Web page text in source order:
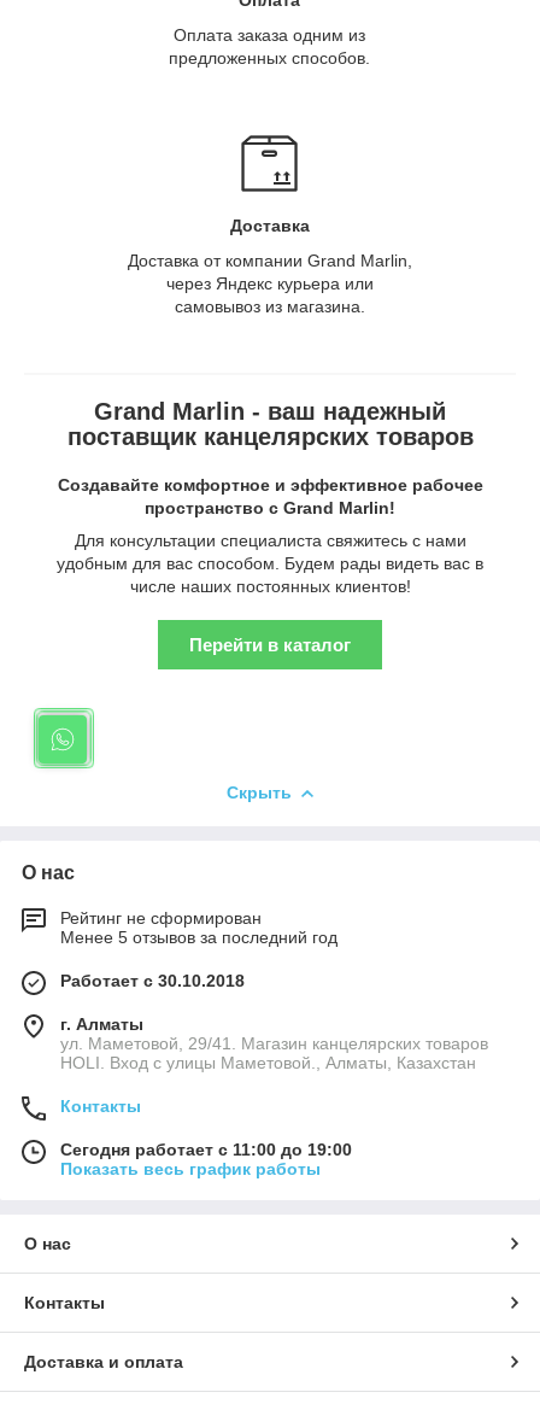
Оплата заказа одним из
предложенных способов.
Доставка
Доставка от компании Grand Marlin,
через Яндекс курьера или
самовывоз из магазина.
Grand Marlin - ваш надежный
поставщик канцелярских товаров
Создавайте комфортное и эффективное рабочее
пространство с Grand Marlin!
Для консультации специалиста свяжитесь с нами
удобным для вас способом. Будем рады видеть вас в
числе наших постоянных клиентов!
Перейти в каталог
Скрыть
О нас
Рейтинг не сформирован
Менее 5 отзывов за последний год
Работает с 30.10.2018
г. Алматы
ул. Маметовой, 29/41. Магазин канцелярских товаров
HOLI. Вход с улицы Маметовой., Алматы, Казахстан
Контакты
Сегодня работает с 11:00 до 19:00
Показать весь график работы
О нас
Контакты
Доставка и оплата